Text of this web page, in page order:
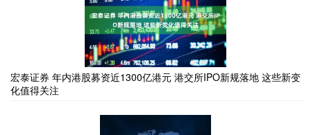
宏泰证券 年内港股募资近1300亿港元 港交所IPO新规落地 这些新变
化值得关注